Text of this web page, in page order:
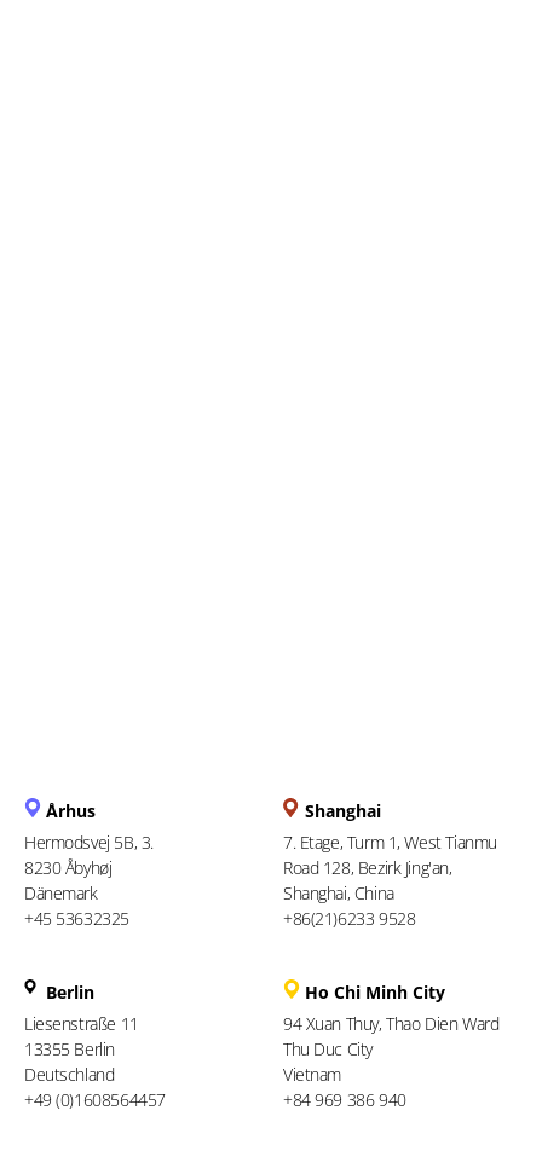
Århus
Hermodsvej 5B, 3.
8230 Åbyhøj
Dänemark
+45 53632325
Shanghai
7. Etage, Turm 1, West Tianmu
Road 128, Bezirk Jing'an,
Shanghai, China
+86(21)6233 9528
Berlin
Liesenstraße 11
13355 Berlin
Deutschland
+49 (0)1608564457
Ho Chi Minh City
94 Xuan Thuy, Thao Dien Ward
Thu Duc City
Vietnam
+84 969 386 940